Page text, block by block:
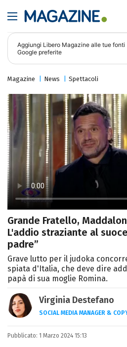
Aggiungi Libero Magazine alle tue fonti
Google preferite
Magazine News Spettacoli
Grande Fratello,
L'addio straziante al
padre”
Grave lutto per il judoka
spiata d'Italia, che deve dire
papà di sua moglie Romina.
Virginia Destefano
SOCIAL MEDIA MANAGER &
Una passione
Pubblicato: 1 Marzo 2024 15:13